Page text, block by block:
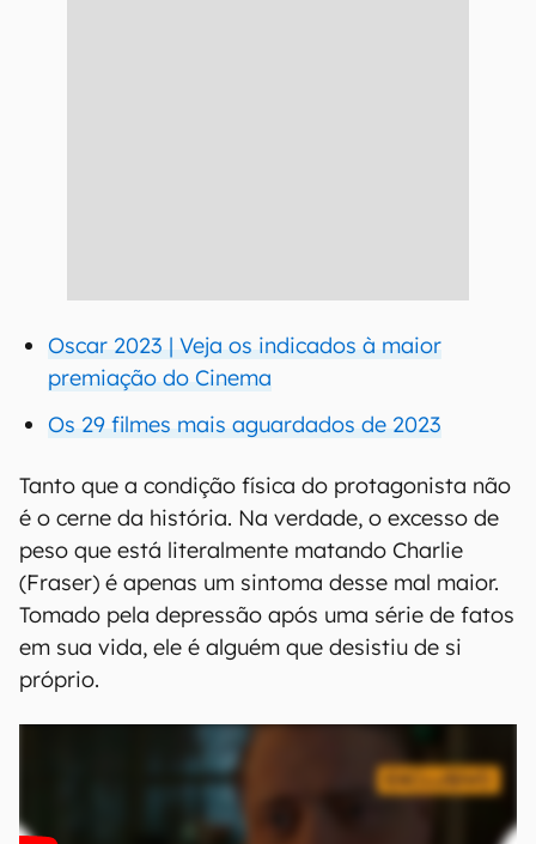
Oscar 2023 | Veja os indicados à maior
premiação do Cinema
Os 29 filmes mais aguardados de 2023
Tanto que a condição física do protagonista não
é o cerne da história. Na verdade, o excesso de
peso que está literalmente matando Charlie
(Fraser) é apenas um sintoma desse mal maior.
Tomado pela depressão após uma série de fatos
em sua vida, ele é alguém que desistiu de si
próprio.